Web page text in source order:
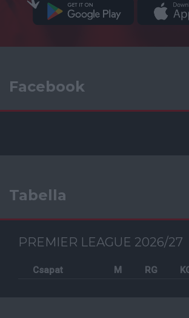
Facebook
Tabella
PREMIER LEAGUE 2026/27
Csapat M RG